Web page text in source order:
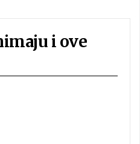
i ove